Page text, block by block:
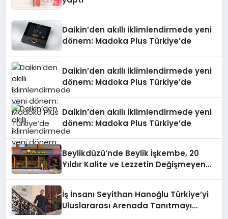
Daikin’den akıllı iklimlendirmede yeni
dönem: Madoka Plus Türkiye’de
Daikin’den akıllı iklimlendirmede yeni
dönem: Madoka Plus Türkiye’de
Daikin’den akıllı iklimlendirmede yeni
dönem: Madoka Plus Türkiye’de
Beylikdüzü’nde Beylik İşkembe, 20
Yıldır Kalite ve Lezzetin Değişmeyen
İş İnsanı Seyithan Hanoğlu Türkiye’yi
Uluslararası Arenada Tanıtmayı